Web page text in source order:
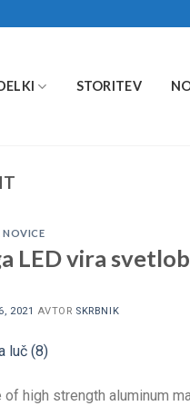
STORITEV
NOVICE
LED vira
2021 AVTOR SKRBNIK
high strength aluminum